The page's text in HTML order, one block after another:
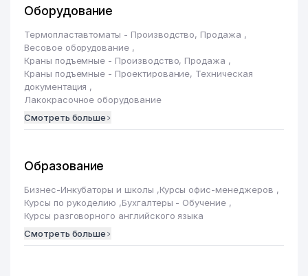
Оборудование
Термопластавтоматы - Производство, Продажа ,
Весовое оборудование ,
Краны подъемные - Производство, Продажа ,
Краны подъемные - Проектирование, Техническая
документация ,
Лакокрасочное оборудование
Смотреть больше
Образование
Бизнес-Инкубаторы и школы ,Курсы офис-менеджеров ,
Курсы по рукоделию ,Бухгалтеры - Обучение ,
Курсы разговорного английского языка
Смотреть больше